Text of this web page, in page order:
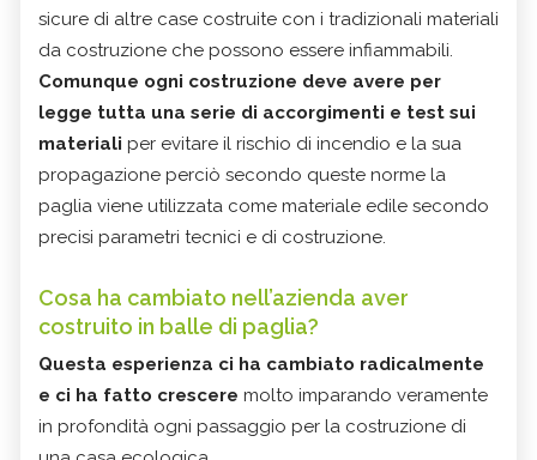
sicure di altre case costruite con i tradizionali materiali
da costruzione che possono essere infiammabili.
Comunque ogni costruzione deve avere per
legge tutta una serie di accorgimenti e test sui
materiali per evitare il rischio di incendio e la sua
propagazione perciò secondo queste norme la
paglia viene utilizzata come materiale edile secondo
precisi parametri tecnici e di costruzione.
Cosa ha cambiato nell’azienda aver
costruito in balle di paglia?
Questa esperienza ci ha cambiato radicalmente
e ci ha fatto crescere molto imparando veramente
in profondità ogni passaggio per la costruzione di